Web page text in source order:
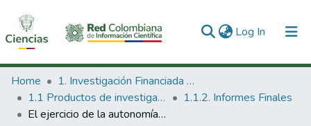
Log In (current)
Communities & Collections
All of DSpace
Home
1. Investigación Financiada con Recursos Públicos
1.1 Productos de investigación
1.1.2. Informes Finales
El ejercicio de la autonomía del docente de educación media y sus efectos en la formación de los alumnos